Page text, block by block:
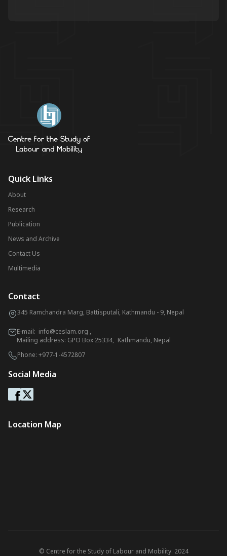
Quick Links
About
Research
Publication
News and Archive
Contact Us
Multimedia
Contact
345 Ramchandra Marg, Battisputali, Kathmandu - 9, Nepal
E-mail: info@ceslam.org ,
Mailing address: GPO Box 25334, Kathmandu, Nepal
Phone: +977-1-4572807
Social Media
Location Map
© Centre for the Study of Labour and Mobility. 2024